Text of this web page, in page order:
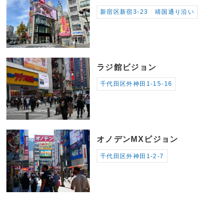
新宿区新宿3-23 靖国通り沿い
ラジ館ビジョン
千代田区外神田1-15-16
オノデンMXビジョン
千代田区外神田1-2-7